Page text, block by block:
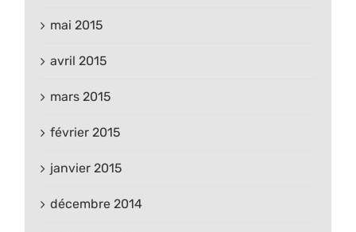
mai 2015
avril 2015
mars 2015
février 2015
janvier 2015
décembre 2014